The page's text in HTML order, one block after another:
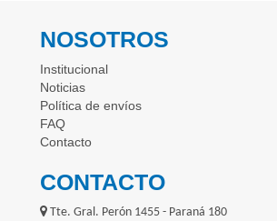
NOSOTROS
Institucional
Noticias
Política de envíos
FAQ
Contacto
CONTACTO
Tte. Gral. Perón 1455 - Paraná 180